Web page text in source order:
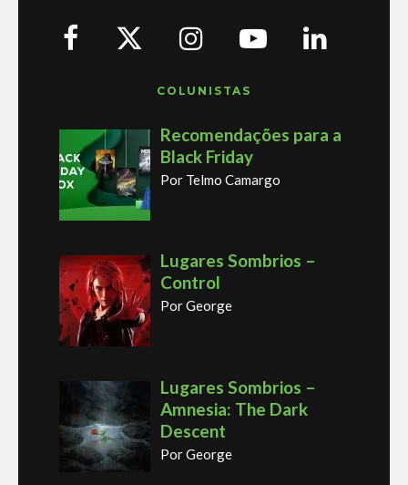
COLUNISTAS
Recomendações para a
Black Friday
Por Telmo Camargo
Lugares Sombrios –
Control
Por George
Lugares Sombrios –
Amnesia: The Dark
Descent
Por George